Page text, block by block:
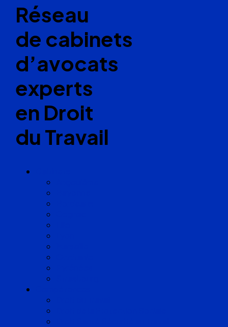
Réseau
de cabinets
d’avocats
experts
en Droit
du Travail